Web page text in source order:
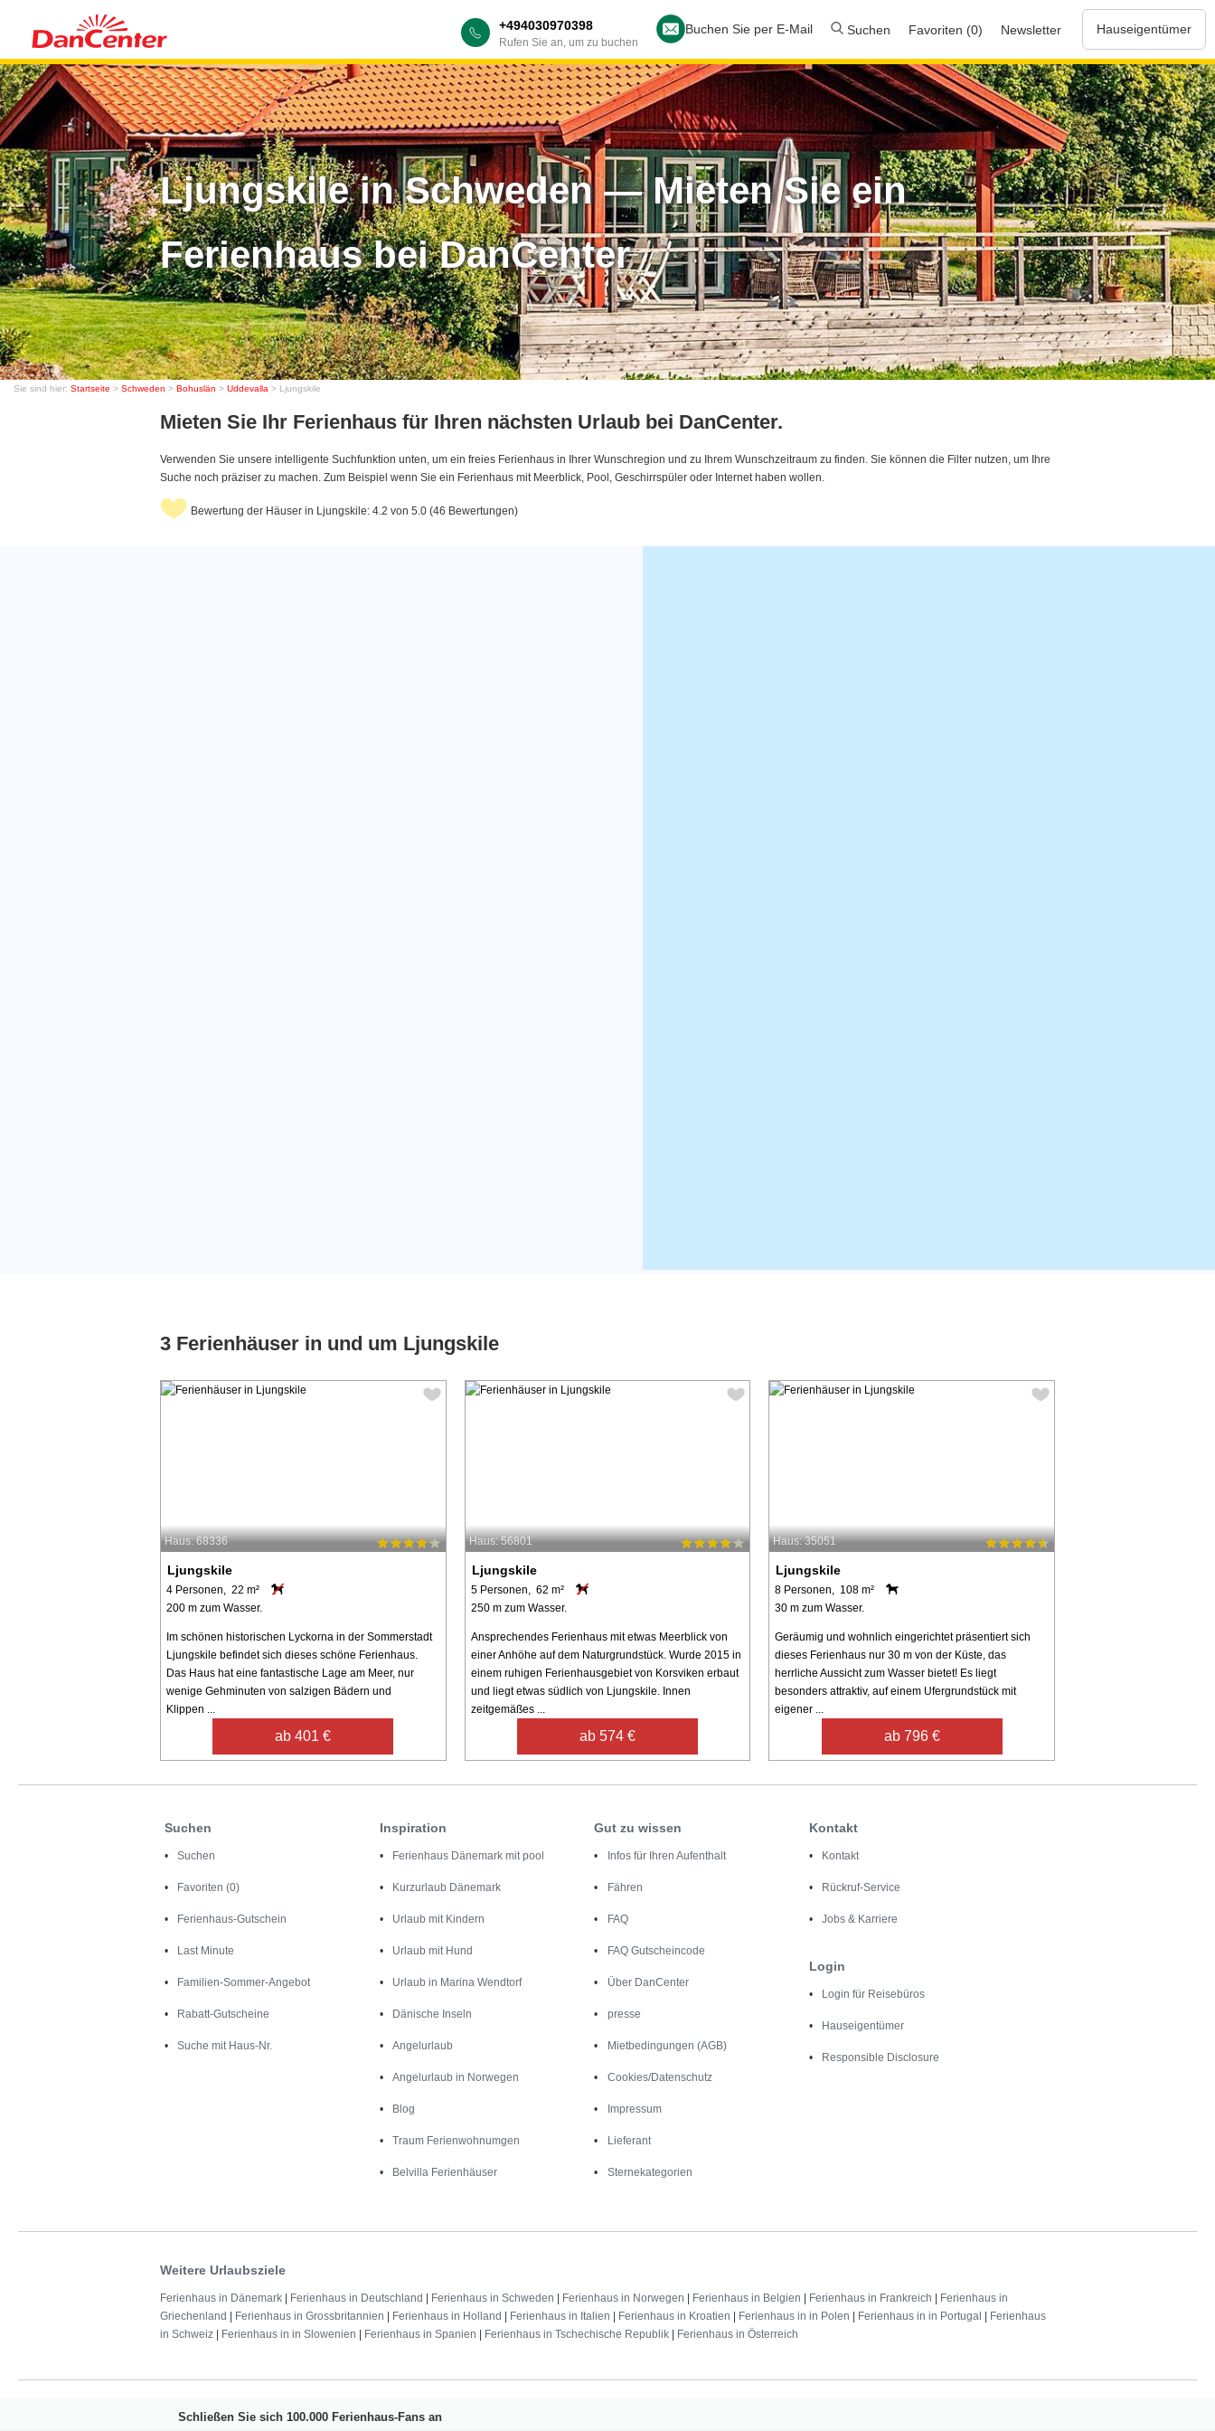
+494030970398
Rufen Sie an, um zu buchen
Buchen Sie per E-Mail Suchen Favoriten (0) Newsletter Hauseigentümer
Ljungskile in Schweden — Mieten Sie ein
Ferienhaus bei DanCenter
Sie sind hier: Startseite > Schweden > Bohuslän > Uddevalla > Ljungskile
Mieten Sie Ihr Ferienhaus für Ihren nächsten Urlaub bei DanCenter.
Verwenden Sie unsere intelligente Suchfunktion unten, um ein freies Ferienhaus in Ihrer Wunschregion und zu Ihrem Wunschzeitraum zu finden. Sie können die Filter nutzen, um Ihre
Suche noch präziser zu machen. Zum Beispiel wenn Sie ein Ferienhaus mit Meerblick, Pool, Geschirrspüler oder Internet haben wollen.
Bewertung der Häuser in Ljungskile: 4.2 von 5.0 (46 Bewertungen)
3 Ferienhäuser in und um Ljungskile
Haus: 68336
Ljungskile
4 Personen, 22 m²
200 m zum Wasser.
Im schönen historischen Lyckorna in der Sommerstadt
Ljungskile befindet sich dieses schöne Ferienhaus.
Das Haus hat eine fantastische Lage am Meer, nur
wenige Gehminuten von salzigen Bädern und
Klippen ...
ab 401 €
Haus: 56801
Ljungskile
5 Personen, 62 m²
250 m zum Wasser.
Ansprechendes Ferienhaus mit etwas Meerblick von
einer Anhöhe auf dem Naturgrundstück. Wurde 2015 in
einem ruhigen Ferienhausgebiet von Korsviken erbaut
und liegt etwas südlich von Ljungskile. Innen
zeitgemäßes ...
ab 574 €
Haus: 35051
Ljungskile
8 Personen, 108 m²
30 m zum Wasser.
Geräumig und wohnlich eingerichtet präsentiert sich
dieses Ferienhaus nur 30 m von der Küste, das
herrliche Aussicht zum Wasser bietet! Es liegt
besonders attraktiv, auf einem Ufergrundstück mit
eigener ...
ab 796 €
Suchen
Suchen
Favoriten (0)
Ferienhaus-Gutschein
Last Minute
Familien-Sommer-Angebot
Rabatt-Gutscheine
Suche mit Haus-Nr.
Inspiration
Ferienhaus Dänemark mit pool
Kurzurlaub Dänemark
Urlaub mit Kindern
Urlaub mit Hund
Urlaub in Marina Wendtorf
Dänische Inseln
Angelurlaub
Angelurlaub in Norwegen
Blog
Traum Ferienwohnumgen
Belvilla Ferienhäuser
Gut zu wissen
Infos für Ihren Aufenthalt
Fähren
FAQ
FAQ Gutscheincode
Über DanCenter
presse
Mietbedingungen (AGB)
Cookies/Datenschutz
Impressum
Lieferant
Sternekategorien
Kontakt
Kontakt
Rückruf-Service
Jobs & Karriere
Login
Login für Reisebüros
Hauseigentümer
Responsible Disclosure
Weitere Urlaubsziele
Ferienhaus in Dänemark | Ferienhaus in Deutschland | Ferienhaus in Schweden | Ferienhaus in Norwegen | Ferienhaus in Belgien | Ferienhaus in Frankreich | Ferienhaus in
Griechenland | Ferienhaus in Grossbritannien | Ferienhaus in Holland | Ferienhaus in Italien | Ferienhaus in Kroatien | Ferienhaus in in Polen | Ferienhaus in in Portugal | Ferienhaus
in Schweiz | Ferienhaus in in Slowenien | Ferienhaus in Spanien | Ferienhaus in Tschechische Republik | Ferienhaus in Österreich
Schließen Sie sich 100.000 Ferienhaus-Fans an